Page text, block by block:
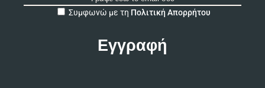
Συμφωνώ με τη Πολιτική Απορρήτου